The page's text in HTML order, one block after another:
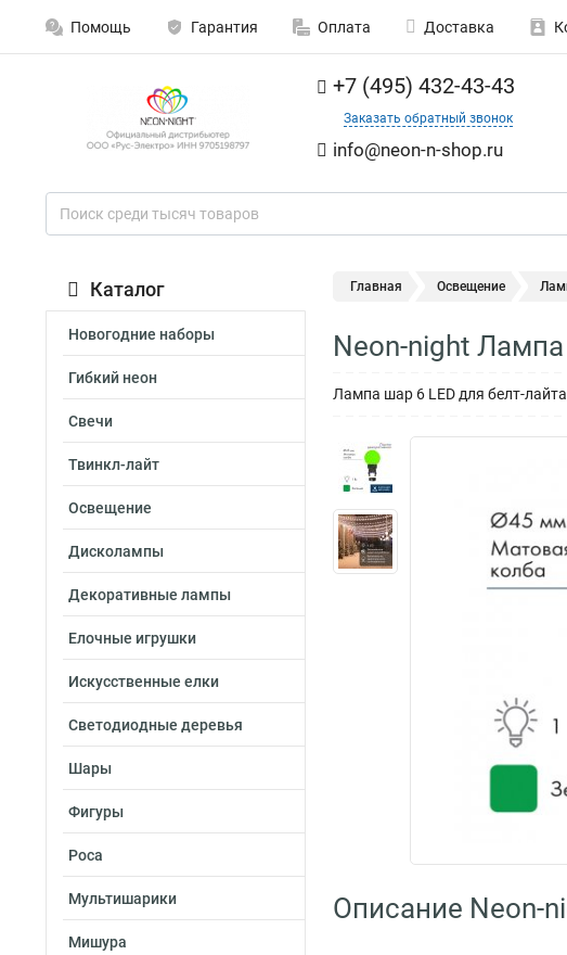
Помощь Гарантия Оплата Доставка
+7 (495) 432-43-43
Заказать обратный звонок
info@neon-n-shop.ru
Каталог
Новогодние наборы
Гибкий неон
Свечи
Твинкл-лайт
Освещение
Дисколампы
Декоративные лампы
Елочные игрушки
Искусственные елки
Светодиодные деревья
Шары
Фигуры
Роса
Мультишарики
Мишура
Главная Освещение
Neon-night
Лампа шар 6 LED для белт-
Описание Neon-